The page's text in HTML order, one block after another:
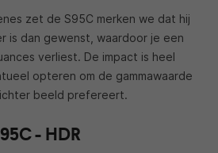
zet de S95C merken we dat hij
is dan gewenst, waardoor je een
verliest. De impact is heel
opteren om de gammawaarde
beeld prefereert.
- HDR